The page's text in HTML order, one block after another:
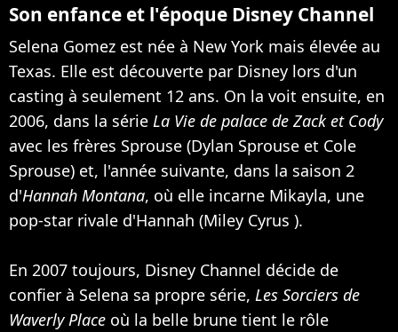
Son enfance et l'époque Disney Channel
Selena Gomez est née à New York mais élevée au
Texas. Elle est découverte par Disney lors d'un
casting à seulement 12 ans. On la voit ensuite, en
2006, dans la série La Vie de palace de Zack et Cody
avec les frères Sprouse (Dylan Sprouse et Cole
Sprouse) et, l'année suivante, dans la saison 2
d'Hannah Montana, où elle incarne Mikayla, une
pop-star rivale d'Hannah (Miley Cyrus ).
En 2007 toujours, Disney Channel décide de
confier à Selena sa propre série, Les Sorciers de
Waverly Place où la belle brune tient le rôle